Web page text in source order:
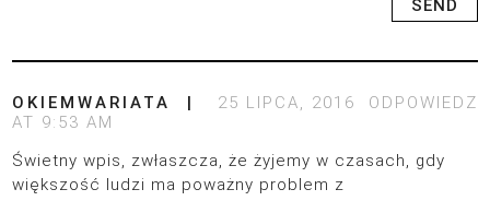
ODPOWIEDZ
OKIEMWARIATA
25 LIPCA, 2016
AT 9:53 AM
Świetny wpis, zwłaszcza, że żyjemy w czasach, gdy
większość ludzi ma poważny problem z